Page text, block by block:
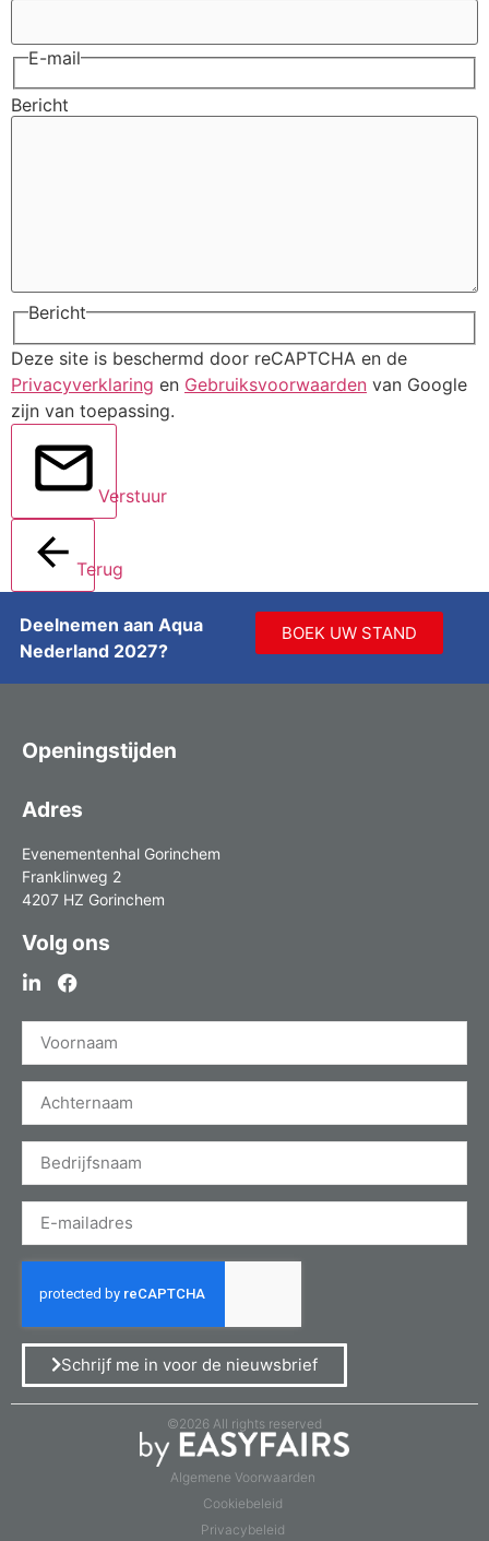
E-mail
Bericht
Bericht
Deze site is beschermd door reCAPTCHA en de
Privacyverklaring en Gebruiksvoorwaarden van Google
zijn van toepassing.
Verstuur
Terug
Deelnemen aan Aqua
Nederland 2027?
BOEK UW STAND
Openingstijden
Adres
Evenementenhal Gorinchem
Franklinweg 2
4207 HZ Gorinchem
Volg ons
Schrijf me in voor de nieuwsbrief
©2026 All rights reserved
Algemene Voorwaarden
Cookiebeleid
Privacybeleid